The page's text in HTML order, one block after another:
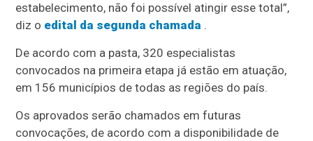
estabelecimento, não foi possível atingir esse total”,
diz o edital da segunda chamada .
De acordo com a pasta, 320 especialistas
convocados na primeira etapa já estão em atuação,
em 156 municípios de todas as regiões do país.
Os aprovados serão chamados em futuras
convocações, de acordo com a disponibilidade de